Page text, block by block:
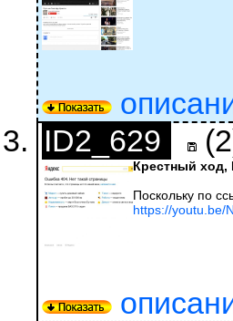
ID2_629
Крестный ход,
Поскольку по
https://youtu.be/